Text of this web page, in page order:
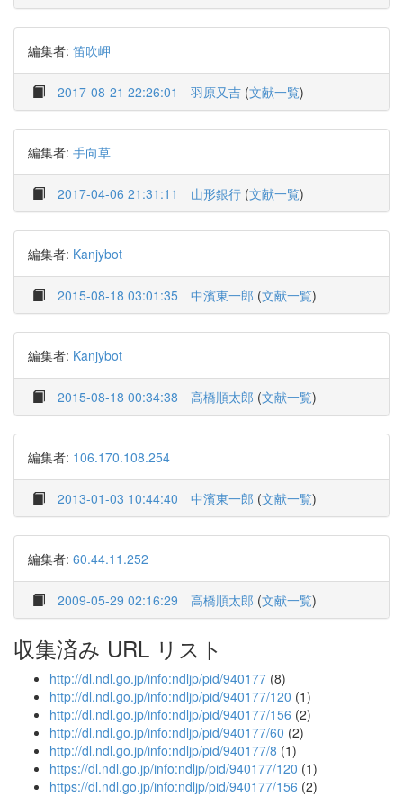
編集者: 笛吹岬
2017-08-21 22:26:01 羽原又吉 (文献一覧)
編集者: 手向草
2017-04-06 21:31:11 山形銀行 (文献一覧)
編集者: Kanjybot
2015-08-18 03:01:35 中濱東一郎 (文献一覧)
編集者: Kanjybot
2015-08-18 00:34:38 高橋順太郎 (文献一覧)
編集者: 106.170.108.254
2013-01-03 10:44:40 中濱東一郎 (文献一覧)
編集者: 60.44.11.252
2009-05-29 02:16:29 高橋順太郎 (文献一覧)
収集済み URL リスト
http://dl.ndl.go.jp/info:ndljp/pid/940177 (8)
http://dl.ndl.go.jp/info:ndljp/pid/940177/120 (1)
http://dl.ndl.go.jp/info:ndljp/pid/940177/156 (2)
http://dl.ndl.go.jp/info:ndljp/pid/940177/60 (2)
http://dl.ndl.go.jp/info:ndljp/pid/940177/8 (1)
https://dl.ndl.go.jp/info:ndljp/pid/940177/120 (1)
https://dl.ndl.go.jp/info:ndljp/pid/940177/156 (2)